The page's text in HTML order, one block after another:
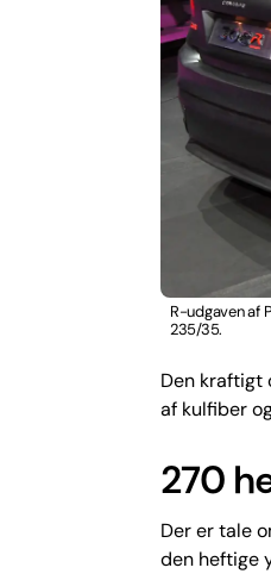
R-udgaven af
235/35.
Den kraftigt
af kulfiber
270
Der er tale
den heftige